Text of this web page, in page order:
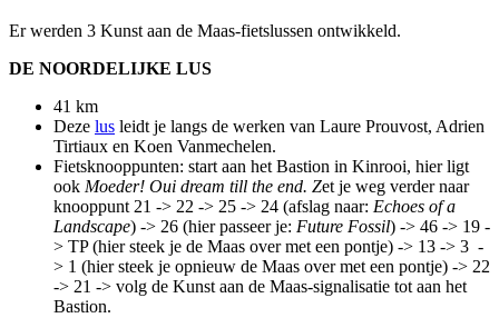
Er werden 3 Kunst aan de Maas-fietslussen ontwikkeld.
DE NOORDELIJKE LUS
41 km
Deze lus leidt je langs de werken van Laure Prouvost, Adrien
Tirtiaux en Koen Vanmechelen.
Fietsknooppunten: start aan het Bastion in Kinrooi, hier ligt
ook Moeder! Oui dream till the end. Zet je weg verder naar
knooppunt 21 -> 22 -> 25 -> 24 (afslag naar: Echoes of a
Landscape) -> 26 (hier passeer je: Future Fossil) -> 46 -> 19 -
> TP (hier steek je de Maas over met een pontje) -> 13 -> 3 -
> 1 (hier steek je opnieuw de Maas over met een pontje) -> 22
-> 21 -> volg de Kunst aan de Maas-signalisatie tot aan het
Bastion.